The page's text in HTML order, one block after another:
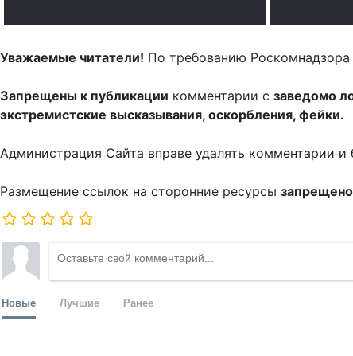
Уважаемые читатели! По требованию
Запрещены к публикации комментарии с заведомо
экстремистские высказывания, оскорбления, фейки.
Администрация Сайта вправе удалять комментарии и
Размещение ссылок на сторонние ресурсы
Новые Лучшие Ранее